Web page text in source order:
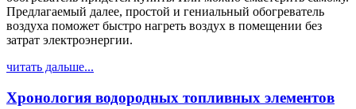
Предлагаемый далее, простой и гениальный обогреватель
воздуха поможет быстро нагреть воздух в помещении без
затрат электроэнергии.
читать дальше...
Хронология водородных топливных элементов